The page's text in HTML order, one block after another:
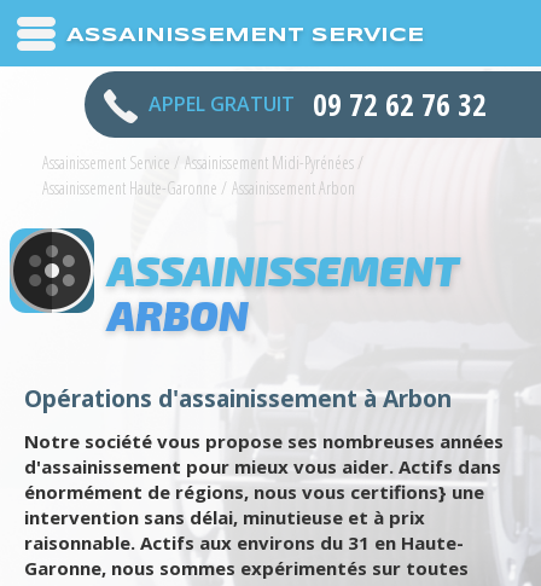
ASSAINISSEMENT SERVICE
APPEL GRATUIT 09 72 62 76 32
Assainissement Service / Assainissement Midi-Pyrénées/
Assainissement Haute-Garonne / Assainissement Arbon
ASSAINISSEMENT
ARBON
Opérations d'assainissement à Arbon
Notre société vous propose ses nombreuses années
d'assainissement pour mieux vous aider. Actifs dans
énormément de régions, nous vous certifions} une
intervention sans délai, minutieuse et à prix
raisonnable. Actifs aux environs du 31 en Haute-
Garonne, nous sommes expérimentés sur toutes